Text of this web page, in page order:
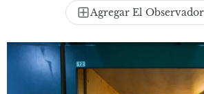
Agregar El